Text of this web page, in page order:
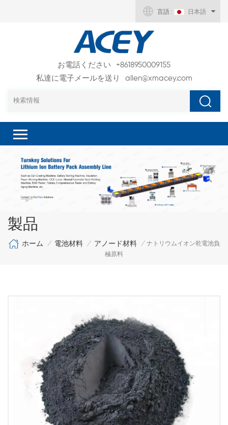
言語 : 日本語
お電話ください
+8618950009155
私達に電子メールを送り
allen@xmacey.com
製品
ホーム / 電池材料 / アノード材料 / ナトリウムイオン乾電池負
極原料